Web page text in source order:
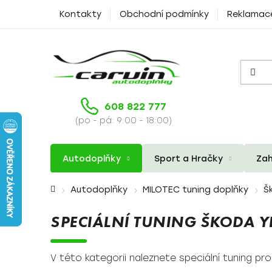
Kontakty Obchodní podmínky
608 822 777
(po - pá: 9:00 - 18:00)
Autodoplňky Sport a Hračky
Domů Autodoplňky MILOTEC tuning doplňky
SPECIÁLNÍ TUNING ŠKODA
V této kategorii naleznete speciální tuning pro